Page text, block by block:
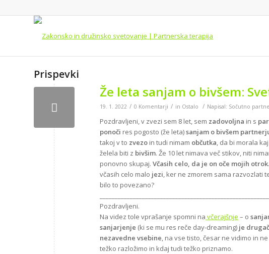
Prispevki
Že leta sanjam o bivšem:
19. 1. 2022 / 0 Komentarji / in Ostalo / Napisal: Sočutno
Pozdravljeni, v zvezi sem 8 let, sem zadovoljna in s
ponoči res pogosto (že leta)sanjam o bivšem
takoj v to zvezo in tudi nimam občutka, da bi morala
želela biti z bivšim. Že 10 let nimava več stikov, niti
ponovno skupaj. Včasih celo, da je on oče mojih otrok.
včasih celo malo jezi, ker ne zmorem sama razvozlati
bilo to povezano?
Pozdravljeni.
Na videz tole vprašanje spomni na včerajšnje – o
sanjarjenje (ki se mu res reče day-dreaming) je
nezavedne vsebine, na vse tisto, česar ne vidimo in
težko razložimo in kdaj tudi težko priznamo.